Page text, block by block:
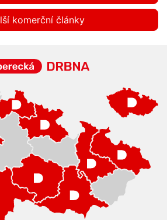
komerční články